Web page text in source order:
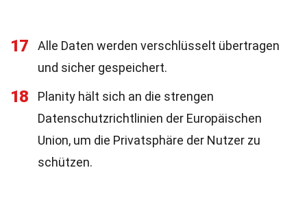
17
Alle Daten werden verschlüsselt übertragen
und sicher gespeichert.
18
Planity hält sich an die strengen
Datenschutzrichtlinien der Europäischen
Union, um die Privatsphäre der Nutzer zu
schützen.